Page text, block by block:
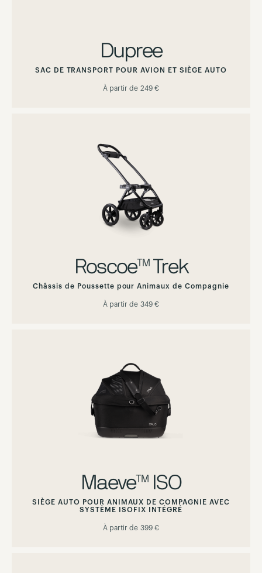
Dupree
SAC DE TRANSPORT POUR AVION ET SIÈGE AUTO
À partir de 249 €
Roscoe™ Trek
Châssis de Poussette pour Animaux de Compagnie
À partir de 349 €
Maeve™ ISO
SIÈGE AUTO POUR ANIMAUX DE COMPAGNIE AVEC
SYSTÈME ISOFIX INTÉGRÉ
À partir de 399 €